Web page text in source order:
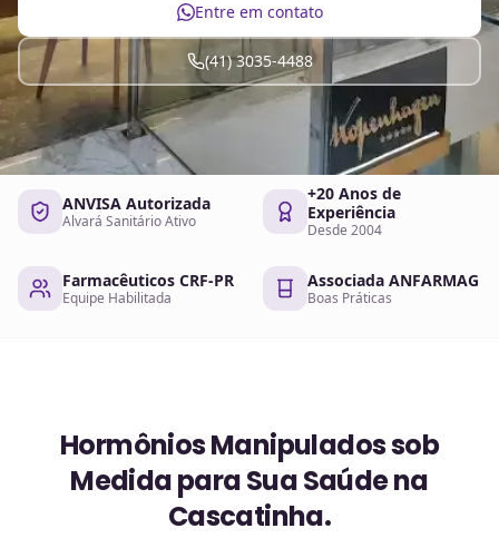
Entre em contato
(41) 3035-4488
ANVISA Autorizada
Alvará Sanitário Ativo
+20 Anos de
Experiência
Desde 2004
Farmacêuticos CRF-PR
Equipe Habilitada
Associada ANFARMAG
Boas Práticas
Hormônios Manipulados sob
Medida para Sua Saúde na
Cascatinha.